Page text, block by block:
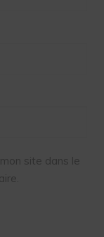
site dans le